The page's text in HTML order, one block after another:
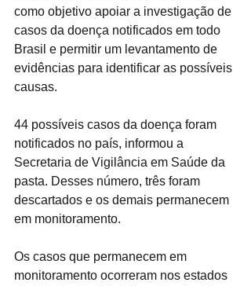
como objetivo apoiar a investigação de
casos da doença notificados em todo
Brasil e permitir um levantamento de
evidências para identificar as possíveis
causas.
44 possíveis casos da doença foram
notificados no país, informou a
Secretaria de Vigilância em Saúde da
pasta. Desses número, três foram
descartados e os demais permanecem
em monitoramento.
Os casos que permanecem em
monitoramento ocorreram nos estados